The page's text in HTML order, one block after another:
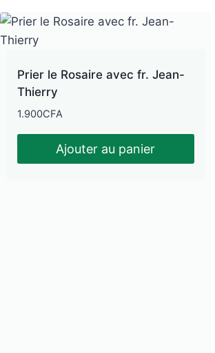
Prier le Rosaire avec fr. Jean-
Thierry
1.900CFA
Ajouter au panier